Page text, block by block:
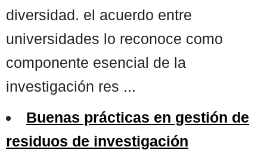
diversidad. el acuerdo entre
universidades lo reconoce como
componente esencial de la
investigación res ...
Buenas prácticas en gestión de
residuos de investigación